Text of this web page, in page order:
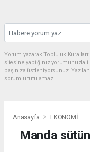
Yorum yazarak Topluluk
sitesine yaptığınız
başınıza üstleniyorsunuz.
sorumlu tutulamaz.
Anasayfa EKONOMİ
Manda